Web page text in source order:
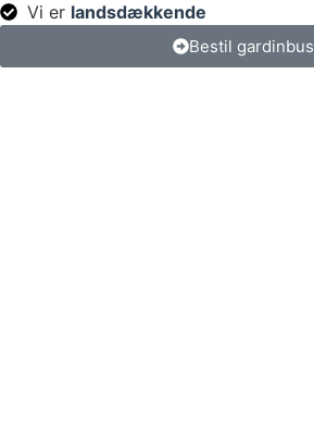
Vi er landsdækkende
Bestil gardinbus